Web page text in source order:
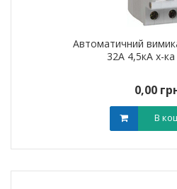
Автоматичний
32А 4,5кА х-
0,00
В